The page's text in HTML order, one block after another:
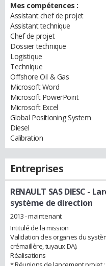
Mes compétences :
Assistant chef de projet
Assistant technique
Chef de projet
Dossier technique
Logistique
Technique
Offshore Oil & Gas
Microsoft Word
Microsoft PowerPoint
Microsoft Excel
Global Positioning System
Diesel
Calibration
Entreprises
RENAULT SAS DIESC -
système de direction
2013 - maintenant
Intitulé de la mission
Validation des organes du
crémaillère, tuyaux DA).
Réalisations